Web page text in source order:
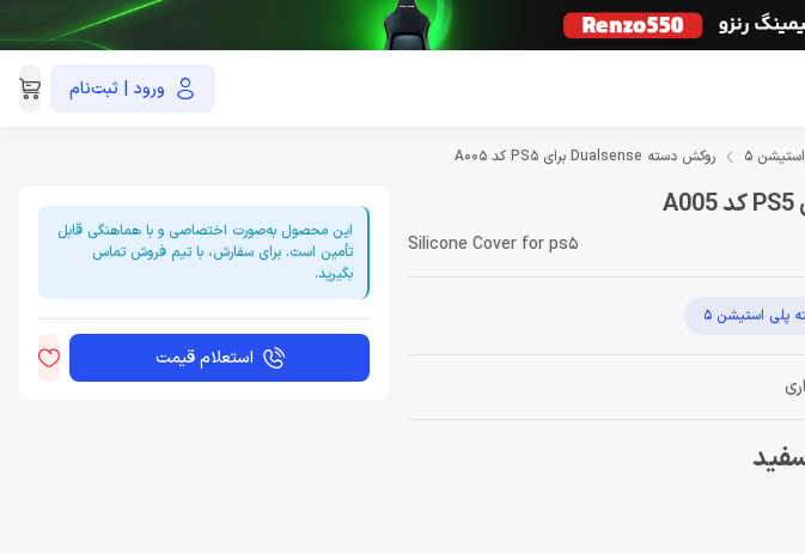
ورود | ثبت‌نام021-91035390
5 روکش دسته Dualsense برای PS5 کد A005
Silicone Cover for ps5
پلی استیشن 5
این محصول به‌صورت اختصاصی و با هماهنگی قابل
تأمین است. برای سفارش، با تیم فروش تماس
بگیرید.
استعلام قیمت